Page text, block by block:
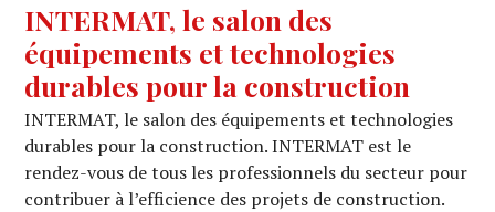
INTERMAT, le salon des
équipements et technologies
durables pour la construction
INTERMAT, le salon des équipements et technologies
durables pour la construction. INTERMAT est le
rendez-vous de tous les professionnels du secteur pour
contribuer à l’efficience des projets de construction.